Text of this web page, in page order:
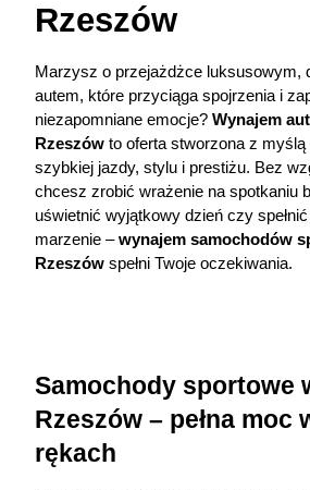
Rzeszów
Marzysz o przejażdżce luksusowym,
autem, które przyciąga spojrzenia i
niezapomniane emocje? Wynajem
Rzeszów to oferta stworzona z myślą
szybkiej jazdy, stylu i prestiżu. Bez
chcesz zrobić wrażenie na spotkaniu
uświetnić wyjątkowy dzień czy
marzenie – wynajem samochodów
Rzeszów spełni Twoje oczekiwania.
Samochody sportowe
Rzeszów – pełna moc
rękach